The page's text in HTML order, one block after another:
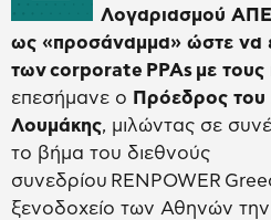
Λογαριασμού
ως «προσάναμμα» ώστε να
των corporate PPAs με τους
επεσήμανε ο Πρόεδρος
Λουμάκης, μιλώντας σε
το βήμα του διεθνούς
συνεδρίου RENPOWER
ξενοδοχείο των Αθηνών την